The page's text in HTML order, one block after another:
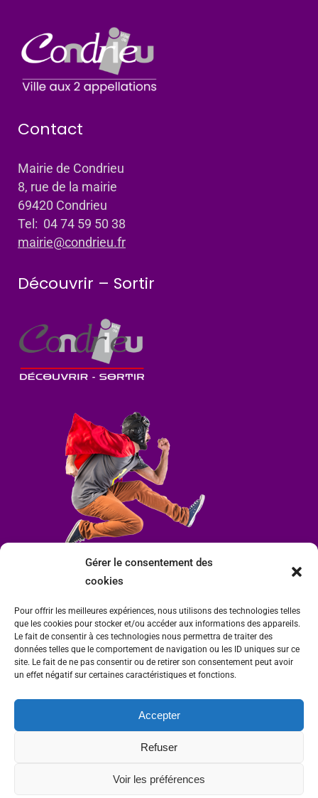
Gérer le consentement des
cookies
Pour offrir les meilleures expériences, nous utilisons des technologies telles
que les cookies pour stocker et/ou accéder aux informations des appareils.
Le fait de consentir à ces technologies nous permettra de traiter des
données telles que le comportement de navigation ou les ID uniques sur ce
site. Le fait de ne pas consentir ou de retirer son consentement peut avoir
un effet négatif sur certaines caractéristiques et fonctions.
Accepter
Refuser
Voir les préférences
Contact
Mairie de Condrieu
8, rue de la mairie
69420 Condrieu
Tel: 04 74 59 50 38
mairie@condrieu.fr
Découvrir – Sortir
Mairie de Condrieu | Copyright © 2023 |Mentions légales
Thierry Caizes Freelance| Photos parOmbre et Matière - Photographe